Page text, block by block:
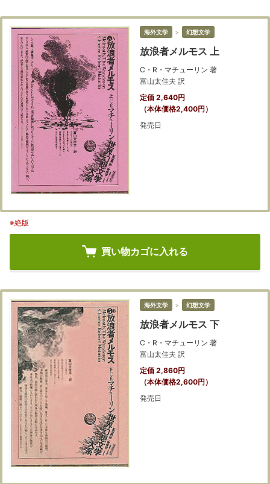
海外文学 ＞ 幻想文学
放浪者メルモス 上
C・R・マチューリン 著
富山太佳夫 訳
定価 2,640円
（本体価格2,400円）
発売日
※絶版
買い物カゴに入れる
海外文学 ＞ 幻想文学
放浪者メルモス 下
C・R・マチューリン 著
富山太佳夫 訳
定価 2,860円
（本体価格2,600円）
発売日